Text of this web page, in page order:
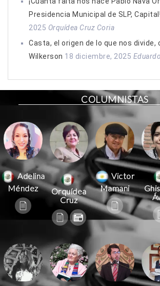
Presidencia Municipal de SLP, Capital!
2025 Orquídea Cruz Coria
Casta, el origen de lo que nos divide,
Wilkerson 18 diciembre, 2025
COLUMNISTAS
Adelina
Méndez
Orquídea
Cruz
Victor
Mamani